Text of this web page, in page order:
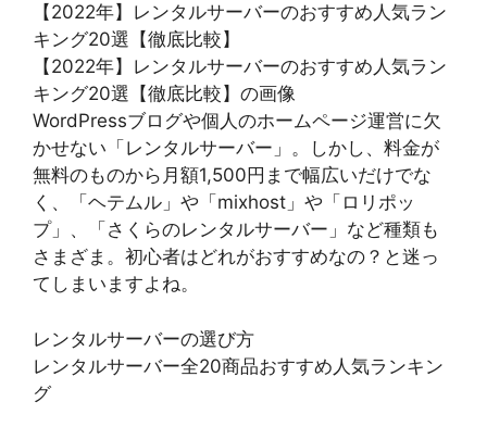
【2022年】レンタルサーバーのおすすめ人気ラン
キング20選【徹底比較】
【2022年】レンタルサーバーのおすすめ人気ラン
キング20選【徹底比較】の画像
WordPressブログや個人のホームページ運営に欠
かせない「レンタルサーバー」。しかし、料金が
無料のものから月額1,500円まで幅広いだけでな
く、「ヘテムル」や「mixhost」や「ロリポッ
プ」、「さくらのレンタルサーバー」など種類も
さまざま。初心者はどれがおすすめなの？と迷っ
てしまいますよね。
レンタルサーバーの選び方
レンタルサーバー全20商品おすすめ人気ランキン
グ